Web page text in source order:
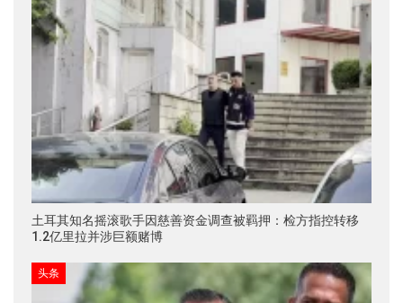
土耳其知名摇滚歌手因慈善资金调查被羁押：检方指控转移
1.2亿里拉并涉巨额赌博
头条